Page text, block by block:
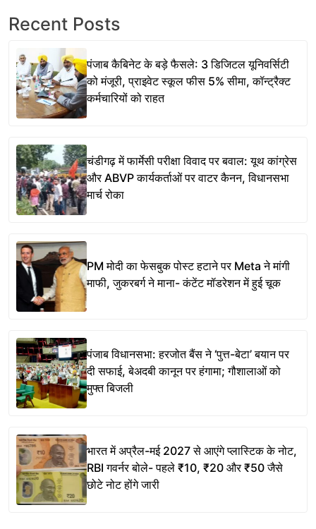
Recent Posts
पंजाब कैबिनेट के बड़े फैसले: 3 डिजिटल यूनिवर्सिटी
को मंजूरी, प्राइवेट स्कूल फीस 5% सीमा, कॉन्ट्रैक्ट
कर्मचारियों को राहत
चंडीगढ़ में फार्मेसी परीक्षा विवाद पर बवाल: यूथ कांग्रेस
और ABVP कार्यकर्ताओं पर वाटर कैनन, विधानसभा
मार्च रोका
PM मोदी का फेसबुक पोस्ट हटाने पर Meta ने मांगी
माफी, जुकरबर्ग ने माना- कंटेंट मॉडरेशन में हुई चूक
पंजाब विधानसभा: हरजोत बैंस ने ‘पुत्त-बेटा’ बयान पर
दी सफाई, बेअदबी कानून पर हंगामा; गौशालाओं को
मुफ्त बिजली
भारत में अप्रैल-मई 2027 से आएंगे प्लास्टिक के नोट,
RBI गवर्नर बोले- पहले ₹10, ₹20 और ₹50 जैसे
छोटे नोट होंगे जारी